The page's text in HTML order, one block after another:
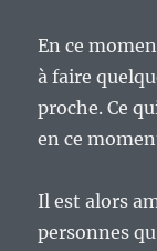
En ce
à faire
proche. Ce
en ce
Il est alors
personnes